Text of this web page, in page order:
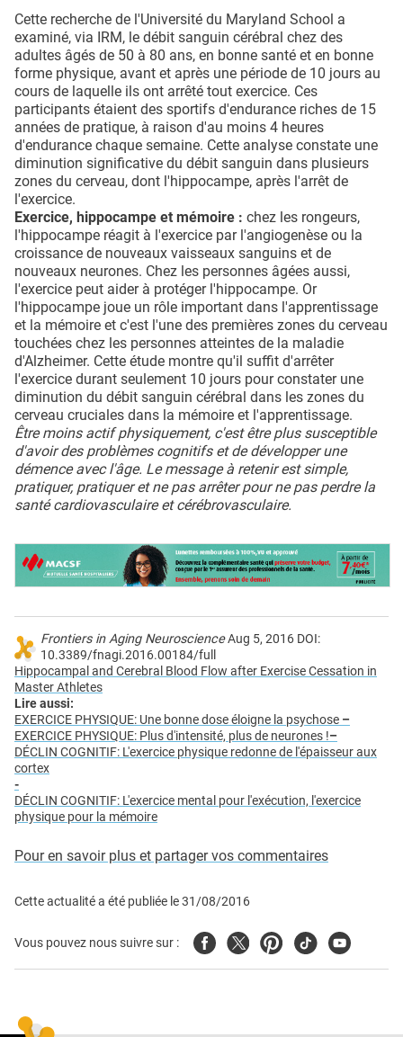
Cette recherche de l'Université du Maryland School a
examiné, via IRM, le débit sanguin cérébral chez des
adultes âgés de 50 à 80 ans, en bonne santé et en bonne
forme physique, avant et après une période de 10 jours au
cours de laquelle ils ont arrêté tout exercice. Ces
participants étaient des sportifs d'endurance riches de 15
années de pratique, à raison d'au moins 4 heures
d'endurance chaque semaine. Cette analyse constate une
diminution significative du débit sanguin dans plusieurs
zones du cerveau, dont l'hippocampe, après l'arrêt de
l'exercice.
Exercice, hippocampe et mémoire : chez les rongeurs,
l'hippocampe réagit à l'exercice par l'angiogenèse ou la
croissance de nouveaux vaisseaux sanguins et de
nouveaux neurones. Chez les personnes âgées aussi,
l'exercice peut aider à protéger l'hippocampe. Or
l'hippocampe joue un rôle important dans l'apprentissage
et la mémoire et c'est l'une des premières zones du cerveau
touchées chez les personnes atteintes de la maladie
d'Alzheimer. Cette étude montre qu'il suffit d'arrêter
l'exercice durant seulement 10 jours pour constater une
diminution du débit sanguin cérébral dans les zones du
cerveau cruciales dans la mémoire et l'apprentissage.
Être moins actif physiquement, c'est être plus susceptible
d'avoir des problèmes cognitifs et de développer une
démence avec l'âge. Le message à retenir est simple,
pratiquer, pratiquer et ne pas arrêter pour ne pas perdre la
santé cardiovasculaire et cérébrovasculaire.
Frontiers in Aging NeuroscienceAug 5, 2016 DOI:
10.3389/fnagi.2016.00184/full
Hippocampal and Cerebral Blood Flow after Exercise Cessation in
Master Athletes
Lire aussi:
EXERCICE PHYSIQUE: Une bonne dose éloigne la psychose –
EXERCICE PHYSIQUE: Plus d'intensité, plus de neurones !–
DÉCLIN COGNITIF: L'exercice physique redonne de l'épaisseur aux
cortex
-
DÉCLIN COGNITIF: L'exercice mental pour l'exécution, l'exercice
physique pour la mémoire
Pour en savoir plus et partager vos commentaires
Cette actualité a été publiée le31/08/2016
Vous pouvez nous suivre sur : FacebookTwitterPinterest
TiktokYoutube